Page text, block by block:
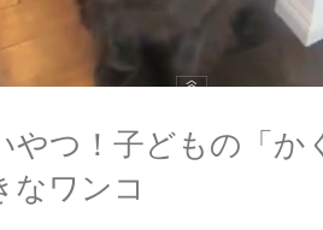
やつ！子どもの「か
なワンコ